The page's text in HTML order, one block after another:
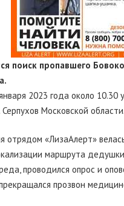
поиск пропавшего
2023 года около 10.30
Серпухов Московской области.
отрядом «ЛизаАлерт»
маршрута
проводился опрос и
прозвон